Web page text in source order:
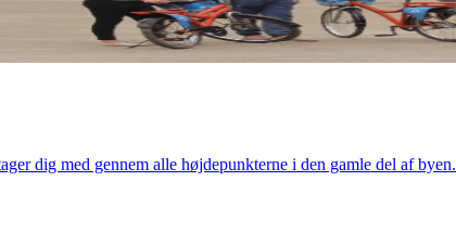
dig med gennem alle højdepunkterne i den gamle del af byen.